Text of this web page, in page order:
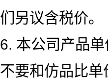
们另议含税价。
6. 本公司产品
不要和仿品比